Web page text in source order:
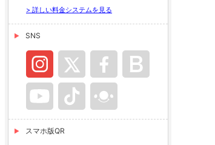
> 詳しい料金システムを見る
SNS
スマホ版QR